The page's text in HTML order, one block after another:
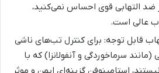
ضد التهابی قوی احساس نمی‌کنید،
قابل توجه: برای کنترل تب‌های ناشی
سرماخوردگی و آنفولانزا) که با
استامینوفن گزینه‌ای ایمن و موثر